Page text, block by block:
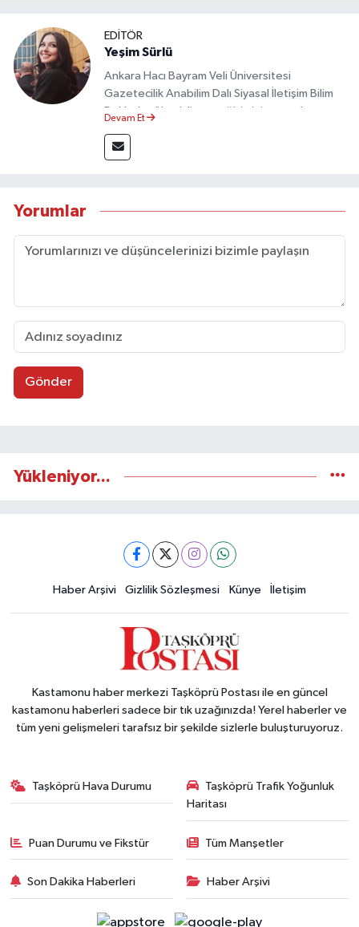
EDİTÖR
Yeşim Sürlü
Ankara Hacı Bayram Veli Üniversitesi
Gazetecilik Anabilim Dalı Siyasal İletişim Bilim
Dalı’nda yüksek lisans eğitimini tamamlamıştır.
akademik çalışmalar gerçekleştirmiştir.
Taşköprü Postası internet haber sitesinde
Devam Et
Yorumlar
Gönder
Yükleniyor...
Haber Arşivi Gizlilik Sözleşmesi Künye İletişim
Kastamonu haber merkezi Taşköprü Postası ile en güncel
kastamonu haberleri sadece bir tık uzağınızda! Yerel haberler ve
tüm yeni gelişmeleri tarafsız bir şekilde sizlerle buluşturuyoruz.
Taşköprü Hava Durumu
Taşköprü Trafik Yoğunluk
Haritası
Puan Durumu ve Fikstür Tüm Manşetler
Son Dakika Haberleri Haber Arşivi